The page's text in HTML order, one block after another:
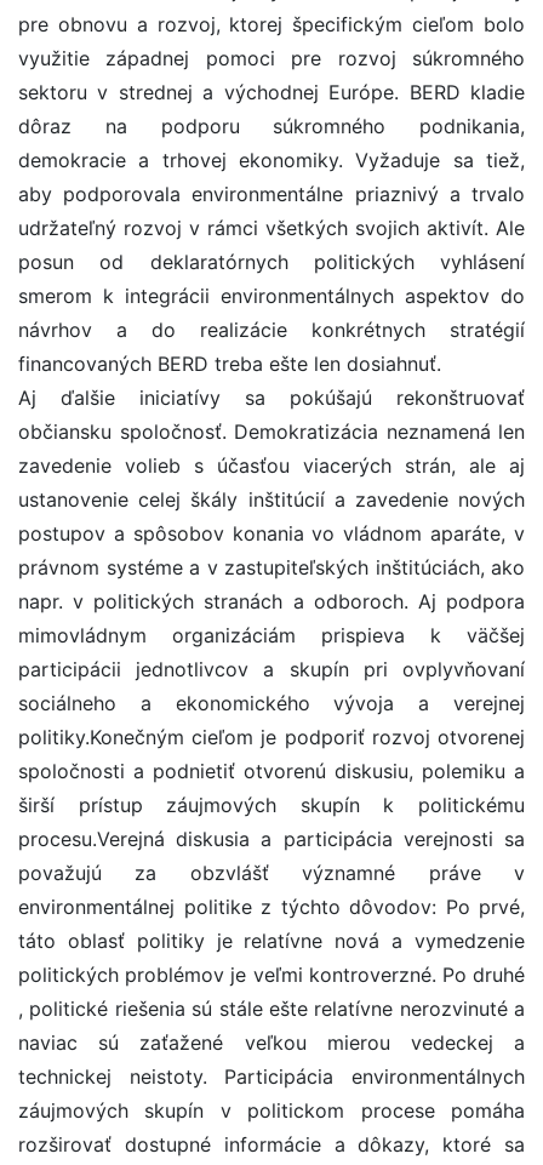
pre obnovu a rozvoj, ktorej špecifickým cieľom bolo
využitie západnej pomoci pre rozvoj súkromného
sektoru v strednej a východnej Európe. BERD kladie
dôraz na podporu súkromného podnikania,
demokracie a trhovej ekonomiky. Vyžaduje sa tiež,
aby podporovala environmentálne priaznivý a trvalo
udržateľný rozvoj v rámci všetkých svojich aktivít. Ale
posun od deklaratórnych politických vyhlásení
smerom k integrácii environmentálnych aspektov do
návrhov a do realizácie konkrétnych stratégií
financovaných BERD treba ešte len dosiahnuť.
Aj ďalšie iniciatívy sa pokúšajú rekonštruovať
občiansku spoločnosť. Demokratizácia neznamená len
zavedenie volieb s účasťou viacerých strán, ale aj
ustanovenie celej škály inštitúcií a zavedenie nových
postupov a spôsobov konania vo vládnom aparáte, v
právnom systéme a v zastupiteľských inštitúciách, ako
napr. v politických stranách a odboroch. Aj podpora
mimovládnym organizáciám prispieva k väčšej
participácii jednotlivcov a skupín pri ovplyvňovaní
sociálneho a ekonomického vývoja a verejnej
politiky.Konečným cieľom je podporiť rozvoj otvorenej
spoločnosti a podnietiť otvorenú diskusiu, polemiku a
širší prístup záujmových skupín k politickému
procesu.Verejná diskusia a participácia verejnosti sa
považujú za obzvlášť významné práve v
environmentálnej politike z týchto dôvodov: Po prvé,
táto oblasť politiky je relatívne nová a vymedzenie
politických problémov je veľmi kontroverzné. Po druhé
, politické riešenia sú stále ešte relatívne nerozvinuté a
naviac sú zaťažené veľkou mierou vedeckej a
technickej neistoty. Participácia environmentálnych
záujmových skupín v politickom procese pomáha
rozširovať dostupné informácie a dôkazy, ktoré sa